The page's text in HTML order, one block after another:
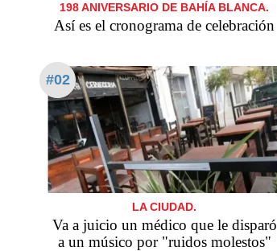
198 ANIVERSARIO DE BAHÍA BLANCA.
Así es el cronograma de celebración
#02
LA CIUDAD.
Va a juicio un médico que le disparó
a un músico por "ruidos molestos"